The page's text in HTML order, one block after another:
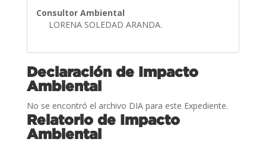
Consultor Ambiental
LORENA SOLEDAD ARANDA.
Declaración de Impacto
Ambiental
No se encontró el archivo DIA para este Expediente.
Relatorio de Impacto
Ambiental